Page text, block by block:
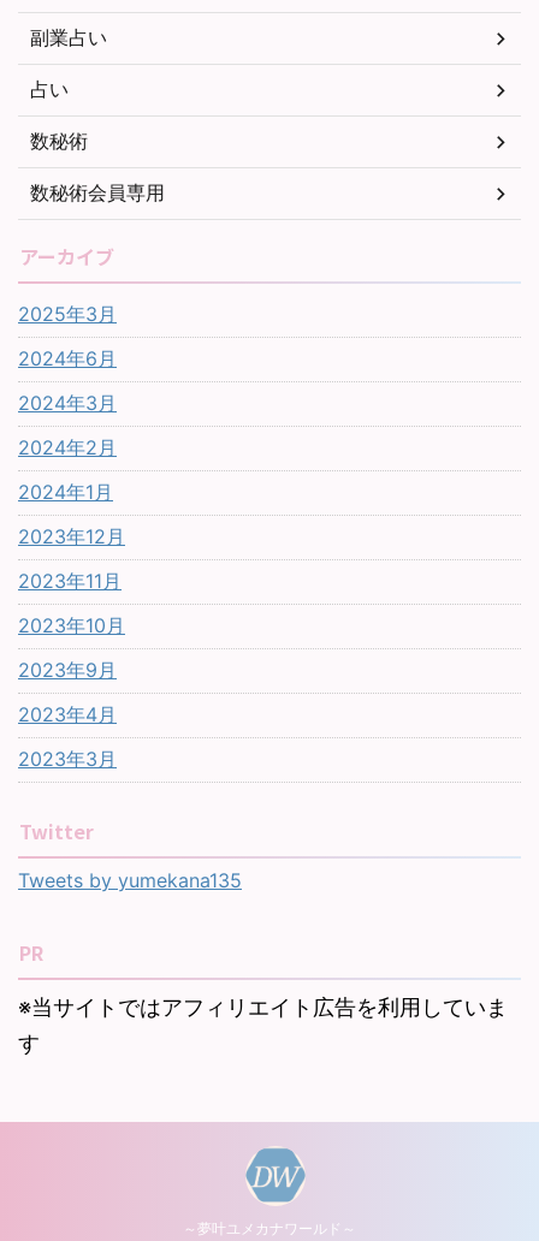
副業占い
占い
数秘術
数秘術会員専用
アーカイブ
2025年3月
2024年6月
2024年3月
2024年2月
2024年1月
2023年12月
2023年11月
2023年10月
2023年9月
2023年4月
2023年3月
Twitter
Tweets by yumekana135
PR
※当サイトではアフィリエイト広告を利用していま
す
～夢叶ユメカナワールド～